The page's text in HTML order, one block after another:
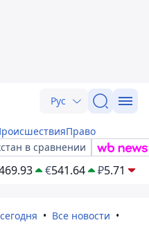
Рус
Право
в сравнении
€541.64 ₽5.71
Все новости